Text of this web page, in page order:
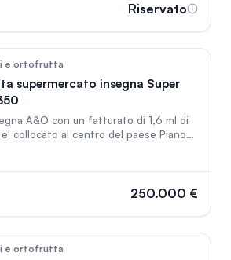
Riservato
e ortofrutta
supermercato insegna Super
A&O con un fatturato di 1,6 ml di
collocato al centro del paese Piano
Massarosa prv.Lu sulla strada
servizio Frutta e verdura e sala dei
fotovoltaico nuovo che genera
per dipendenti e di un magazzino.
250.000 €
e ortofrutta